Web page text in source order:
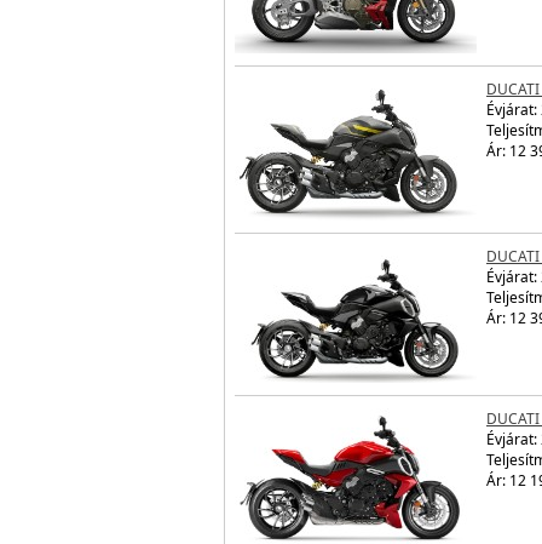
Évjárat:
Ár: 12
Évjárat:
Ár: 12
Évjárat:
Ár: 12